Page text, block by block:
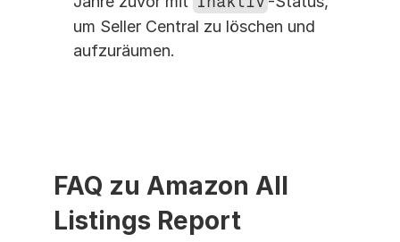
um Seller Central zu löschen und
aufzuräumen.
FAQ zu Amazon All
Listings Report